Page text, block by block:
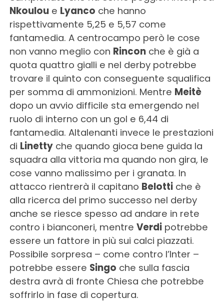
Nkouloue Lyanco che hanno
rispettivamente 5,25 e 5,57 come
fantamedia. A centrocampo però le cose
non vanno meglio con Rinconche è già a
quota quattro gialli e nel derby potrebbe
trovare il quinto con conseguente squalifica
per somma di ammonizioni. Mentre Meitè
dopo un avvio difficile sta emergendo nel
ruolo di interno con un gol e 6,44 di
fantamedia. Altalenanti invece le prestazioni
di Linettyche quando gioca bene guida la
squadra alla vittoria ma quando non gira, le
cose vanno malissimo per i granata. In
attacco rientrerà il capitano Belottiche è
alla ricerca del primo successo nel derby
anche se riesce spesso ad andare in rete
contro i bianconeri, mentre Verdipotrebbe
essere un fattore in più sui calci piazzati.
Possibile sorpresa – come contro l’Inter –
potrebbe essere Singo che sulla fascia
destra avrà di fronte Chiesa che potrebbe
soffrirlo in fase di copertura.